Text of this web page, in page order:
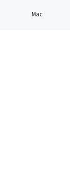
Mac